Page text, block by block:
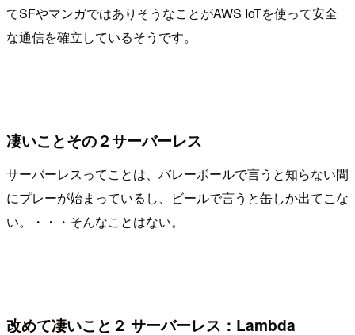
てSFやマンガではありそうなことがAWS IoTを使って安全
な通信を確立しているそうです。
凄いことその２サーバーレス
サーバーレスってことは、バレーボールで言うと知らない間
にプレーが始まっているし、ビールで言うと缶しか出てこな
い。・・・そんなことはない。
改めて凄いこと２ サーバーレス：Lambda